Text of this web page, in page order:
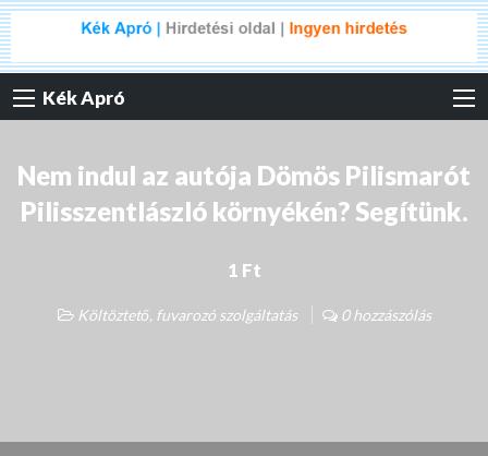
Kék Apró
Nem indul az autója Dömös Pilismarót
Pilisszentlászló környékén? Segítünk.
1 Ft
Költöztető, fuvarozó szolgáltatás 0 hozzászólás